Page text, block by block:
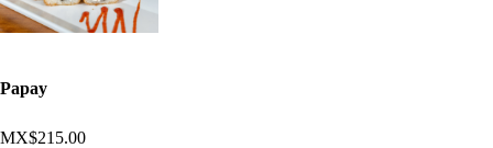
Papay
MX$215.00